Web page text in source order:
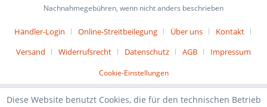
Nachnahmegebühren, wenn nicht anders beschrieben
Händler-Login Online-Streitbeilegung Über uns
Kontakt
Versand
Widerrufsrecht Datenschutz AGB Impressum
Cookie-Einstellungen
Diese Website benutzt Cookies, die für den technischen Betrieb